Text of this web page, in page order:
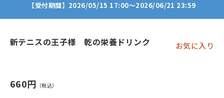
【受付期間】2026/05/15 17:00～2026/06/21 23:59
新テニスの王子様 乾の栄養ドリンク お気に入り
660円